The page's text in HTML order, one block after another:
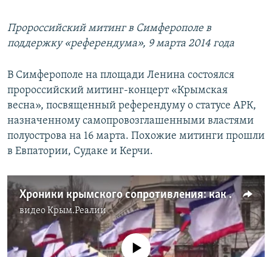
Пророссийский митинг в Симферополе в
поддержку «референдума», 9 марта 2014 года
В Симферополе на площади Ленина состоялся
пророссийский митинг-концерт «Крымская
весна», посвященный референдуму о статусе АРК,
назначенному самопровозглашенными властями
полуострова на 16 марта. Похожие митинги прошли
в Евпатории, Судаке и Керчи.
Хроники крымского сопротивления: как в Симферополе поддерживали Россию (видео)
видеоКрым.Реалии
No media source currently available